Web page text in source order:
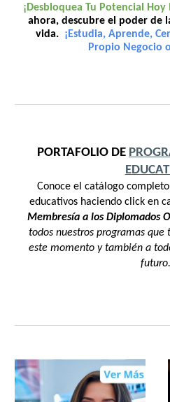
¡Desbloquea Tu Potencial Hoy
ahora, descubre el poder de
vida. ¡Estudia, Aprende,
Propio Negocio
PORTAFOLIO DE
Conoce el catálogo
educativos haciendo click en
Membresía a los Diplomados
todos nuestros programas que
este momento y también a